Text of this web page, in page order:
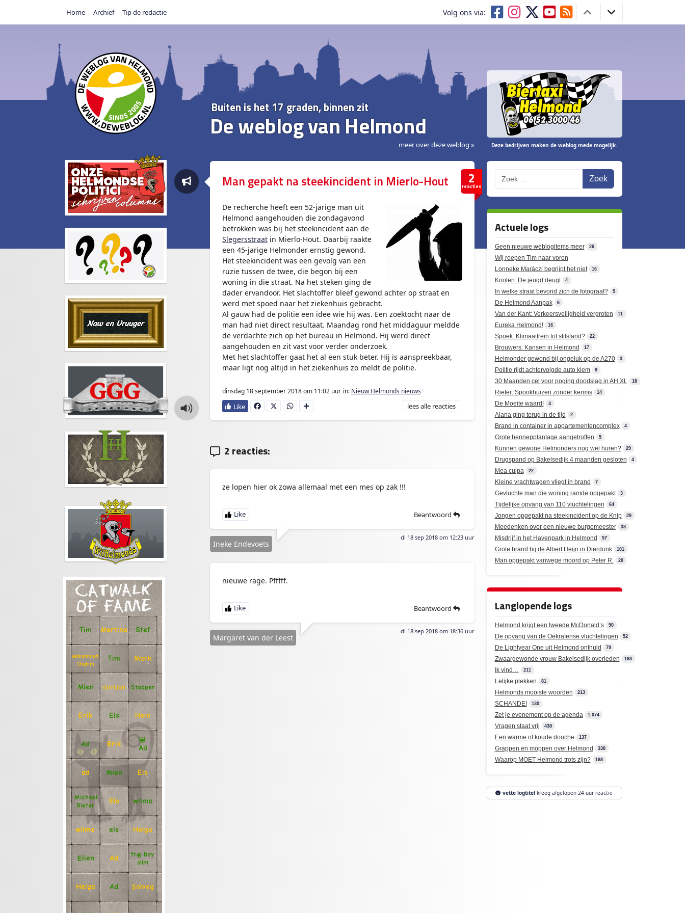
Home Archief Tip de redactie Volg ons via:
Buiten is het 17 graden, binnen zit
De weblog van Helmond
meer over deze weblog » Deze bedrijven maken de weblog mede mogelijk.
CATWALK
OF FAME
Tim Martina Stef
Mohammed
Chahim
Tim Mark
Mien dartjan Stapper
Erik Els Hein
Ad Erik
Ad
ad Mien Els
Michael
Rieter
Els wilma
wilma els Helga
Ellen Ad fr@ boy
slim
Helga Ad Solveg
2
reacties
Man gepakt na steekincident in Mierlo-Hout
De recherche heeft een 52-jarige man uit
Helmond aangehouden die zondagavond
betrokken was bij het steekincident aan de
Slegersstraatin Mierlo-Hout. Daarbij raakte
een 45-jarige Helmonder ernstig gewond.
Het steekincident was een gevolg van een
ruzie tussen de twee, die begon bij een
woning in die straat. Na het steken ging de
dader ervandoor. Het slachtoffer bleef gewond achter op straat en
werd met spoed naar het ziekenhuis gebracht.
Al gauw had de politie een idee wie hij was. Een zoektocht naar de
man had niet direct resultaat. Maandag rond het middaguur meldde
de verdachte zich op het bureau in Helmond. Hij werd direct
aangehouden en zit vast voor verder onderzoek.
Met het slachtoffer gaat het al een stuk beter. Hij is aanspreekbaar,
maar ligt nog altijd in het ziekenhuis zo meldt de politie.
dinsdag 18 september 2018om 11:02 uur in: Nieuw Helmonds nieuws
Fa
ce
X
W
ha
D
e
leesalle reacties
2 reacties:
ze lopen hier ok zowa allemaal met een mes op zak !!!
Beantwoord
di 18 sep 2018 om 12:23 uur
Ineke Endevoets
nieuwe rage. Pfffff.
Beantwoord
di 18 sep 2018 om 18:36 uur
Margaret van der Leest
Actuele logs
Geen nieuwe weblogitems meer 26
Wij roepen Tim naar voren
Lonneke Maráczi begrijpt het niet
16
Koolen: De jeugd deugt 4
In welke straat bevond zich de fotograaf? 5
De Helmond Aanpak 6
Van der Kant: Verkeersveiligheid vergroten 11
Eureka Helmond! 16
Spoek: Klimaattrein tot stilstand? 22
Brouwers: Kansen in Helmond 17
Helmonder gewond bij ongeluk op de A270 3
Politie rijdt achtervolgde auto klem 9
30 Maanden cel voor poging doodslag in AH XL 18
Rieter: Spookhuizen zonder kermis 14
De Moeite waard! 4
Alana ging terug in de tijd 2
Brand in container in appartementencomplex 4
Grote hennepplantage aangetroffen 5
Kunnen gewone Helmonders nog wel huren? 29
Drugspand op Bakelsedijk 4 maanden gesloten 4
Mea culpa 22
Kleine vrachtwagen vliegt in brand 7
Gevluchte man die woning ramde opgepakt 3
Tijdelijke opvang van 110 vluchtelingen 64
Jongen opgepakt na steekincident op de Knip 29
Meedenken over een nieuwe burgemeester 33
Misdrijf in het Havenpark in Helmond 57
Grote brand bij de Albert Heijn in Dierdonk 101
Man opgepakt vanwege moord op Peter R. 20
Langlopende logs
Helmond krijgt een tweede McDonald’s 90
De opvang van de Oekraïense vluchtelingen 52
De Lightyear One uit Helmond onthuld 79
Zwaargewonde vrouw Bakelsedijk overleden 163
Ik vind… 211
Lelijke plekken 81
Helmonds mooiste woorden 213
SCHANDE! 130
Zet je evenement op de agenda 1.074
Vragen staat vrij 438
Een warme of koude douche 137
Grappen en moppen over Helmond 338
Waarop MOET Helmond trots zijn? 188
vette logtitelkreeg afgelopen 24 uur reactie